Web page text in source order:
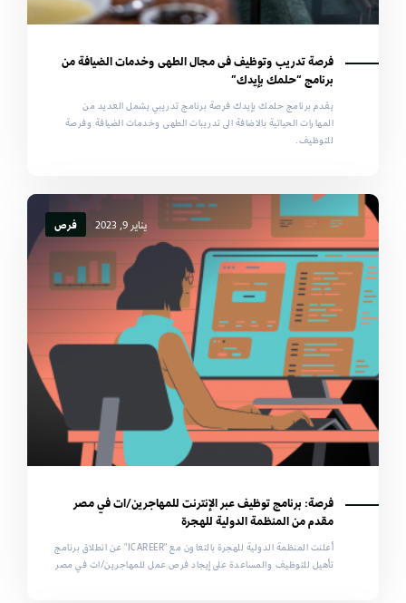
فرصة تدريب وتوظيف فى مجال الطهى وخدمات الضيافة من
برنامج “حلمك بإيدك”
يقدم برنامج حلمك بإيدك فرصة برنامج تدريبي يشمل العديد من
المهارات الحياتية بالاضافة الى تدريبات الطهى وخدمات الضيافة وفرصة
للتوظيف.
يناير 9, 2023 فرص
فرصة: برنامج توظيف عبر الإنترنت للمهاجرين/ات في مصر
مقدم من المنظمة الدولية للهجرة
أعلنت المنظمة الدولية للهجرة بالتعاون مع "ICAREER" عن انطلاق برنامج
تأهيل للتوظيف والمساعدة على إيجاد فرص عمل للمهاجرين/ات في مصر